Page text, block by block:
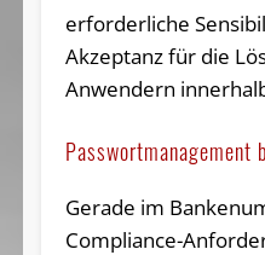
erforderliche
Akzeptanz für die
Anwendern
Passwortmanagement
Gerade im
Compliance-